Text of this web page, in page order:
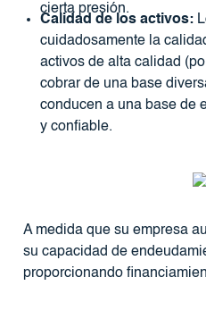
cierta presión.
Calidad de los activos:
cuidadosamente la
activos de alta calidad
cobrar de una base
conducen a una base de
y confiable.
A medida que su empresa
su capacidad de
proporcionando